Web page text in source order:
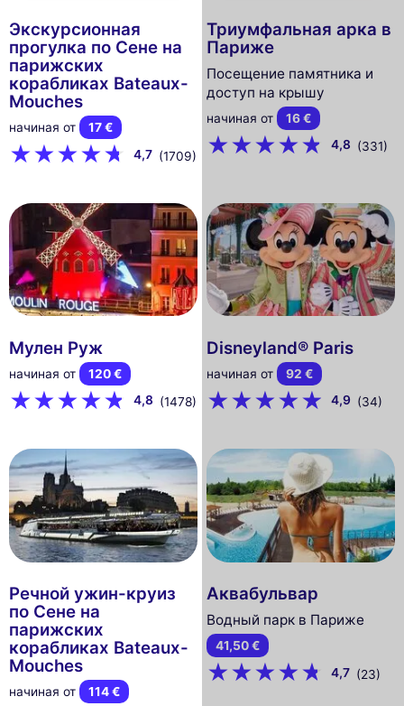
Экскурсионная
прогулка по Сене на
парижских
корабликах Bateaux-
Mouches
начиная от
17 €
4,7 (1709)
Триумфальная арка в
Париже
Посещение памятника и
доступ на крышу
начиная от
16 €
4,8 (331)
Мулен Руж
начиная от
120 €
4,8 (1478)
Disneyland® Paris
начиная от
92 €
4,9 (34)
Речной ужин-круиз
по Сене на
парижских
корабликах Bateaux-
Mouches
начиная от
114 €
Аквабульвар
Водный парк в Париже
41,50 €
4,7 (23)